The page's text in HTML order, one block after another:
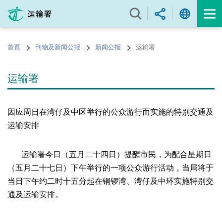
内
的首頁 刊物及新闻公报 新闻公报 运输署
运输署
因应周日在湾仔及中区举行的公众游行而实施的特别交通及
运输安排
运输署今日（五月二十四日）提醒市民，为配合星期日
（五月二十七日）下午举行的一项公众游行活动，当局将于
当日下午约二时十五分起在铜锣湾、湾仔及中环实施特别交
通及运输安排。